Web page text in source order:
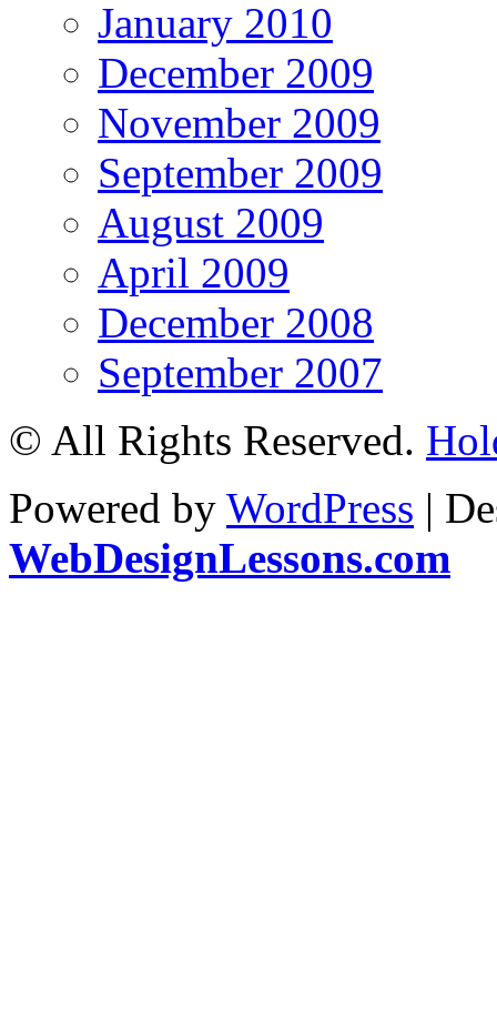
January 2010
December 2009
November 2009
September 2009
August 2009
April 2009
December 2008
September 2007
© All Rights Reserved.
Powered by WordPress |
WebDesignLessons.com